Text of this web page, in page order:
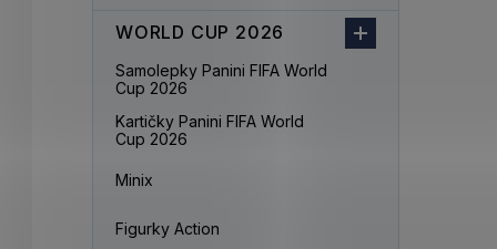
WORLD CUP 2026
Samolepky Panini FIFA World
Cup 2026
Kartičky Panini FIFA World
Cup 2026
Minix
Figurky Action